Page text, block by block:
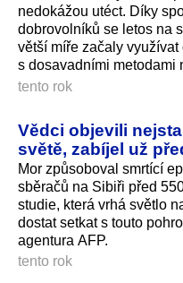
nedokážou utéct. Díky
dobrovolníků se letos na
větší míře začaly využívat
s dosavadními metodami
tento rok
Vědci objevili
světě, zabíjel už
Mor způsoboval smrtící
sběračů na Sibiři před
studie, která vrhá světlo
dostat setkat s touto
agentura AFP.
tento rok